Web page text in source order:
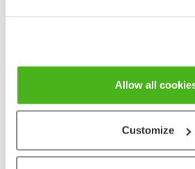
Allow all
Customize
, etelänharmaaleppä). Siitä
joilla on eriasteisesti liuskaiset tai
(viherharmaaleppä) on
tiheään harmaakarvainen.